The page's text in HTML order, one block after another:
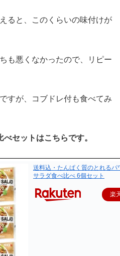
ると、このくらいの味付けが
も悪くなかったので、リピー
すが、コブドレ付も食べてみ
セットはこちらです。
送料込・たんぱく質のとれるパ
サラダ食べ比べ 6個セット
楽